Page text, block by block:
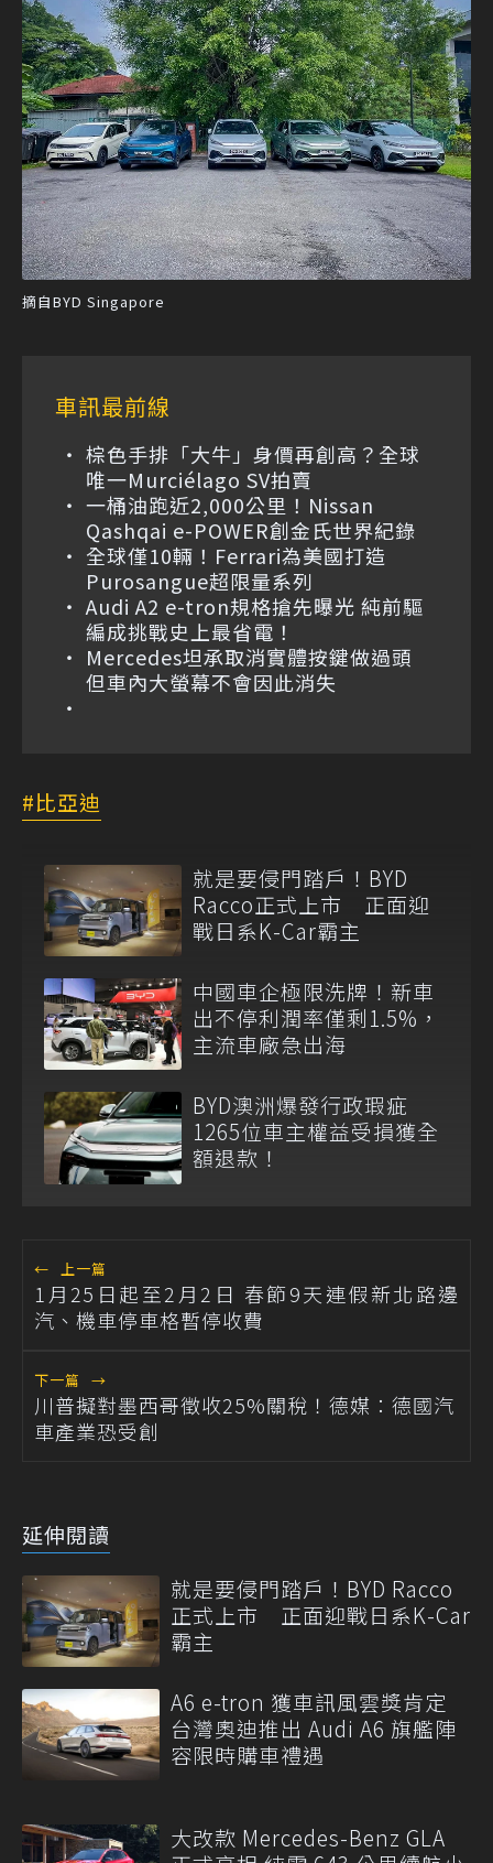
摘自BYD Singapore
車訊最前線
棕色手排「大牛」身價再創高？全球
唯一Murciélago SV拍賣
一桶油跑近2,000公里！Nissan
Qashqai e-POWER創金氏世界紀錄
全球僅10輛！Ferrari為美國打造
Purosangue超限量系列
Audi A2 e-tron規格搶先曝光 純前驅
編成挑戰史上最省電！
Mercedes坦承取消實體按鍵做過頭
但車內大螢幕不會因此消失
比亞迪
就是要侵門踏戶！BYD
Racco正式上市 正面迎
戰日系K-Car霸主
中國車企極限洗牌！新車
出不停利潤率僅剩1.5%，
主流車廠急出海
BYD澳洲爆發行政瑕疵
1265位車主權益受損獲全
額退款！
← 上一篇
1月25日起至2月2日 春節9天連假新北路邊
汽、機車停車格暫停收費
下一篇 →
川普擬對墨西哥徵收25%關稅！德媒：德國汽
車產業恐受創
延伸閱讀
就是要侵門踏戶！BYD Racco
正式上市 正面迎戰日系K-Car
霸主
A6 e-tron 獲車訊風雲獎肯定
台灣奧迪推出 Audi A6 旗艦陣
容限時購車禮遇
大改款 Mercedes-Benz GLA